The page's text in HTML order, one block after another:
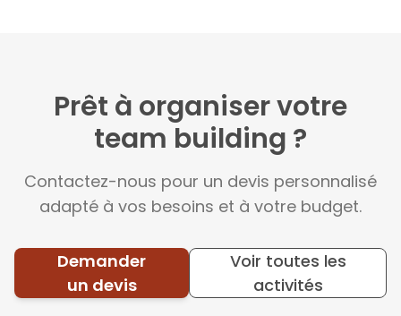
Prêt à organiser votre
team building ?
Contactez-nous pour un devis personnalisé
adapté à vos besoins et à votre budget.
Demander
un devis
Voir toutes les
activités